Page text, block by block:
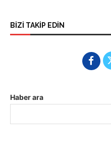
BİZİ TAKİP EDİN
Haber ara